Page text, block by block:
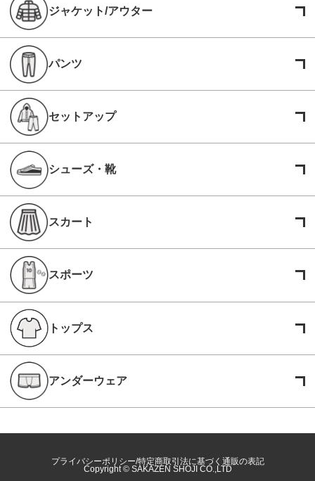
ジャケット/アウター
パンツ
セットアップ
シューズ・靴
スカート
スポーツ
トップス
アンダーウェア
プライバシーポリシー 特定商取引法に基づく通販の表記
Copyright © SAKAZEN SHOJI CO.,LTD